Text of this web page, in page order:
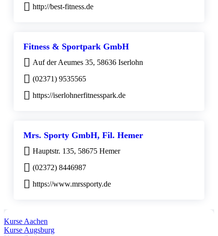
http://best-fitness.de
Fitness & Sportpark GmbH
Auf der Aeumes 35, 58636 Iserlohn
(02371) 9535565
https://iserlohnerfitnesspark.de
Mrs. Sporty GmbH, Fil. Hemer
Hauptstr. 135, 58675 Hemer
(02372) 8446987
https://www.mrssporty.de
Kurse Aachen
Kurse Augsburg